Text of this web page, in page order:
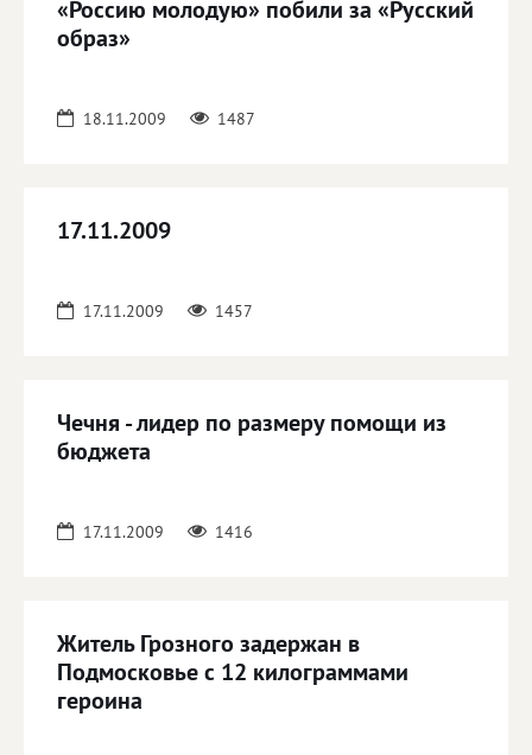
«Россию молодую» побили за «Русский
образ»
18.11.2009 1487
17.11.2009
17.11.2009 1457
Чечня - лидер по размеру помощи из
бюджета
17.11.2009 1416
Житель Грозного задержан в
Подмосковье с 12 килограммами
героина